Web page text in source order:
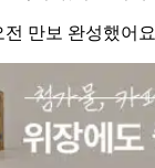
전 만보 완성했어요